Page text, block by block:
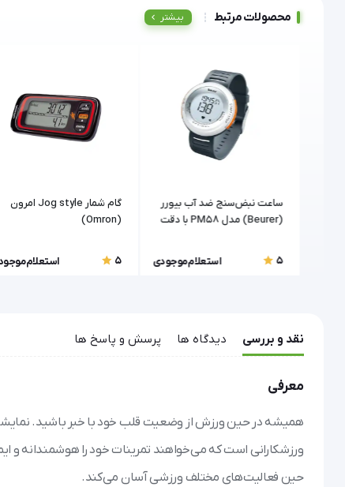
محصولات مرتبط بیشتر
ساعت نبض‌سنج ضد آب بیورر
(Beurer) مدل PM58 با دقت
5
استعلام موجودی
گام شمار Jog style امرون
(Omron)
5 استعلام
نقد و بررسی دیدگاه ها پرسش و پاسخ ها
معرفی
ورزشکارانی است که می‌خواهند تمرینات خود را هوشمندانه و
حین فعالیت‌های مختلف ورزشی آسان می‌کند.